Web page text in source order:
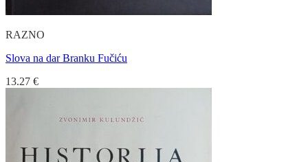
RAZNO
Slova na dar Branku Fučiću
13.27 €